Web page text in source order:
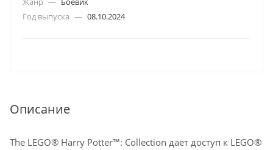
Год выпуска — 08.10.2024
Описание
The LEGO® Harry Potter™: Collection дает доступ к LEGO®